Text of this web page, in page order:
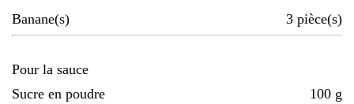
Banane(s) 3 pièce(s)
Pour la sauce
Sucre en poudre
100 g